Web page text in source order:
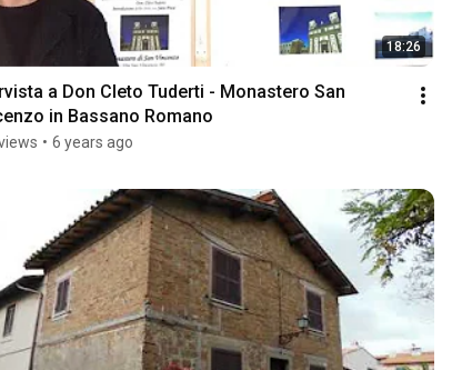
18:26
a Don Cleto Tuderti - Monastero San
in Bassano Romano
• 6 years ago